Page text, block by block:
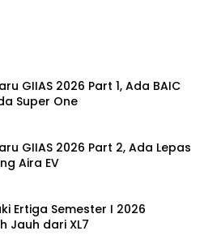
GIIAS 2026 Part 1, Ada BAIC
Super One
GIIAS 2026 Part 2, Ada Lepas
Aira EV
Ertiga Semester I 2026
Jauh dari XL7